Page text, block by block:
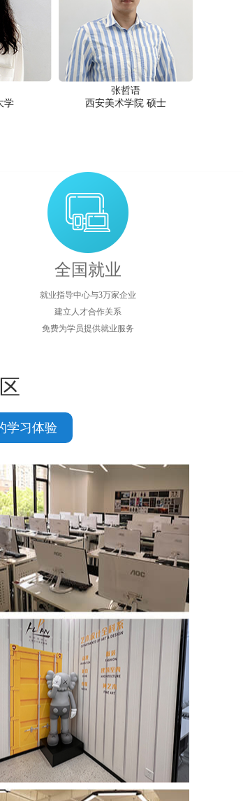
学
张哲语
西安美术学院 硕士
全国就业
就业指导中心与3万家企业
建立人才合作关系
免费为学员提供就业服务
学习体验